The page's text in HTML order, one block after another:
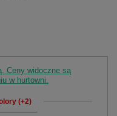
Ceny widoczne są
w hurtowni.
(+2)